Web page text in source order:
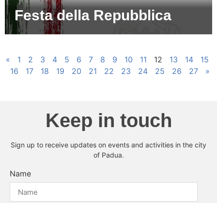
Festa della Repubblica
« 1 2 3 4 5 6 7 8 9 10 11 12 13 14
15
16
17 18 19 20 21 22 23 24 25 26 27 »
Keep in touch
Sign up to receive updates on events and activities in the city
of Padua.
Name